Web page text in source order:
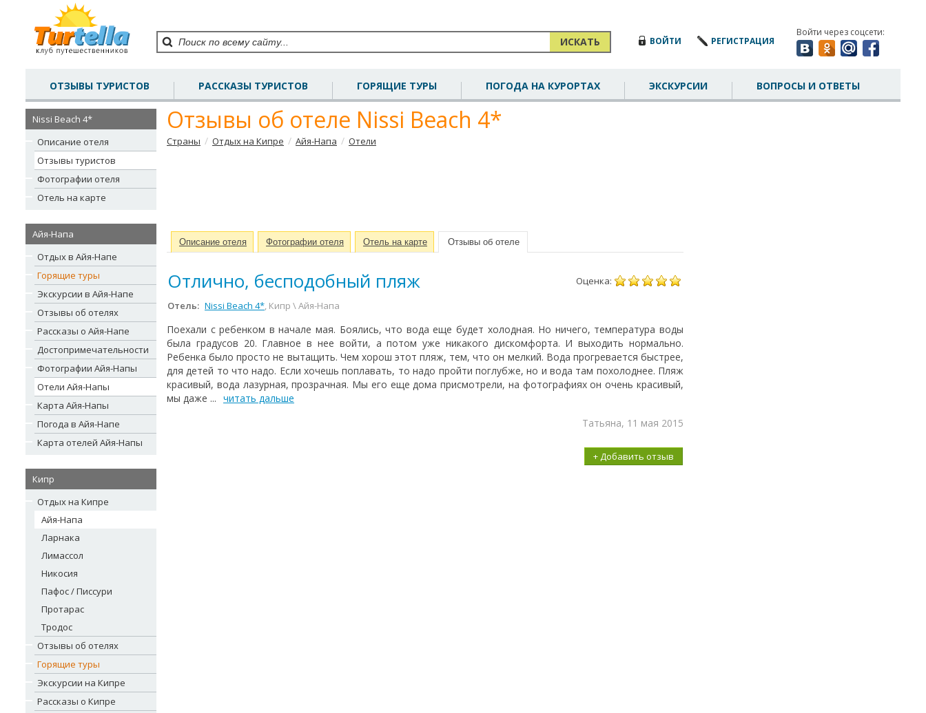
ИСКАТЬ ВОЙТИ РЕГИСТРАЦИЯ
Войти через соцсети:
ОТЗЫВЫ ТУРИСТОВ РАССКАЗЫ ТУРИСТОВ ГОРЯЩИЕ ТУРЫ ПОГОДА НА КУРОРТАХ ЭКСКУРСИИ ВОПРОСЫ И ОТВЕТЫ
Nissi Beach 4*
Описание отеля
Отзывы туристов
Фотографии отеля
Отель на карте
Айя-Напа
Отдых в Айя-Напе
Горящие туры
Экскурсии в Айя-Напе
Отзывы об отелях
Рассказы о Айя-Напе
Достопримечательности
Фотографии Айя-Напы
Отели Айя-Напы
Карта Айя-Напы
Погода в Айя-Напе
Карта отелей Айя-Напы
Кипр
Отдых на Кипре
Айя-Напа
Ларнака
Лимассол
Никосия
Пафос / Писсури
Протарас
Тродос
Отзывы об отелях
Горящие туры
Экскурсии на Кипре
Рассказы о Кипре
Отзывы об отеле Nissi Beach 4*
Страны / Отдых на Кипре / Айя-Напа / Отели
Описание отеля Фотографии отеля Отель на карте Отзывы об отеле
Отлично, бесподобный пляж
Оценка:
Отель: Nissi Beach 4*, Кипр \ Айя-Напа
Поехали с ребенком в начале мая. Боялись, что вода еще будет холодная. Но ничего, температура воды
была градусов 20. Главное в нее войти, а потом уже никакого дискомфорта. И выходить нормально.
Ребенка было просто не вытащить. Чем хорош этот пляж, тем, что он мелкий. Вода прогревается быстрее,
для детей то что надо. Если хочешь поплавать, то надо пройти поглубже, но и вода там похолоднее. Пляж
красивый, вода лазурная, прозрачная. Мы его еще дома присмотрели, на фотографиях он очень красивый,
мы даже ... читать дальше
Татьяна, 11 мая 2015
+ Добавить отзыв